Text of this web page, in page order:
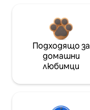
Подходящо за
домашни
любимци